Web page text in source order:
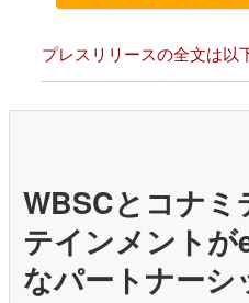
プレスリリースの全文は以
WBSCとコナミ
テインメントが
なパートナーシ